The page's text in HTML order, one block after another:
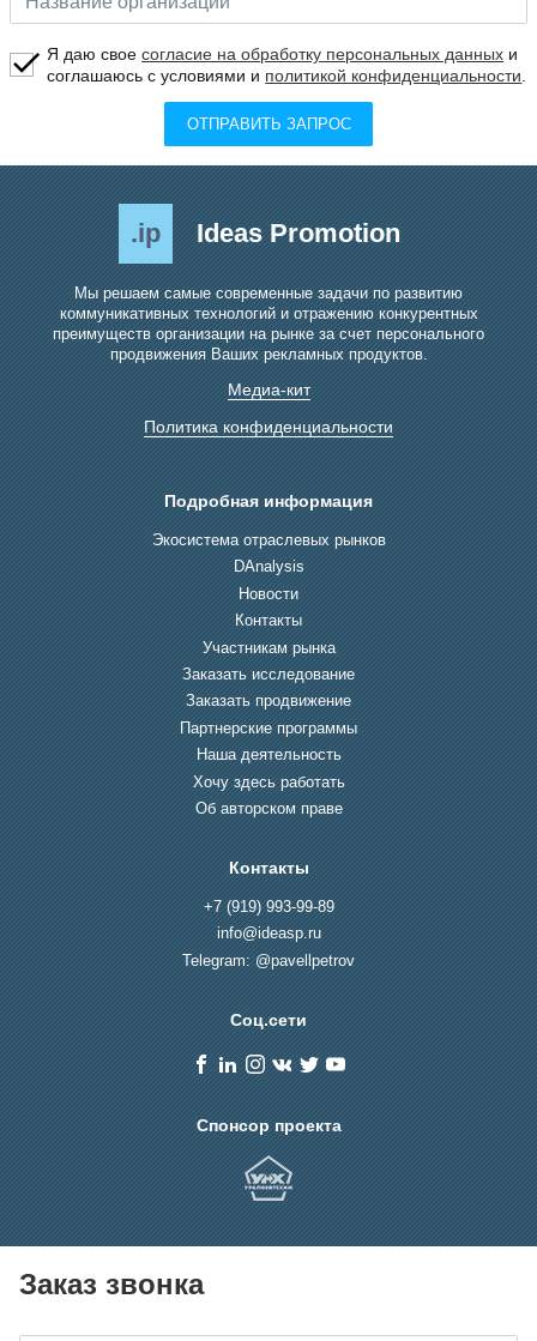
Я даю своесогласие на обработку персональных данных и
соглашаюсь с условиями и политикой конфиденциальности
ОТПРАВИТЬ ЗАПРОС
.ip Ideas Promotion
Мы решаем самые современные задачи по развитию
коммуникативных технологий и отражению конкурентных
преимуществ организации на рынке за счет персонального
продвижения Ваших рекламных продуктов.
Медиа-кит
Политика конфиденциальности
Подробная информация
Экосистема отраслевых рынков
DAnalysis
Новости
Контакты
Участникам рынка
Заказать исследование
Заказать продвижение
Партнерские программы
Наша деятельность
Хочу здесь работать
Об авторском праве
Контакты
+7 (919) 993-99-89
info@ideasp.ru
Telegram: @pavellpetrov
Соц.сети
Спонсор проекта
Заказ звонка